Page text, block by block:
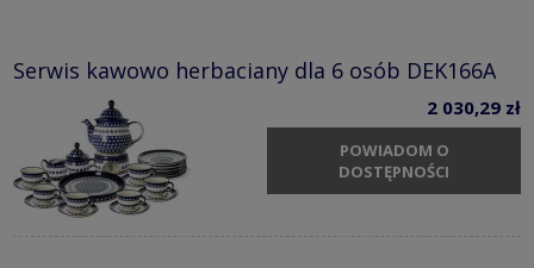
Serwis kawowo herbaciany dla 6 osób DEK166A
2 030,29 zł
POWIADOM O
DOSTĘPNOŚCI